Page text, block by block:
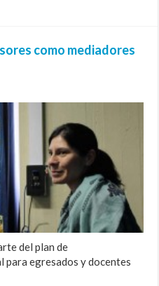
como mediadores
del plan de
egresados y docentes